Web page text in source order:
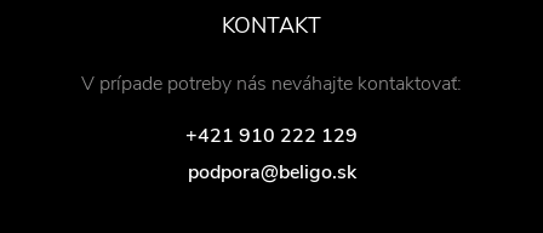
KONTAKT
V prípade potreby nás neváhajte kontaktovať:
+421 910 222 129
podpora@beligo.sk